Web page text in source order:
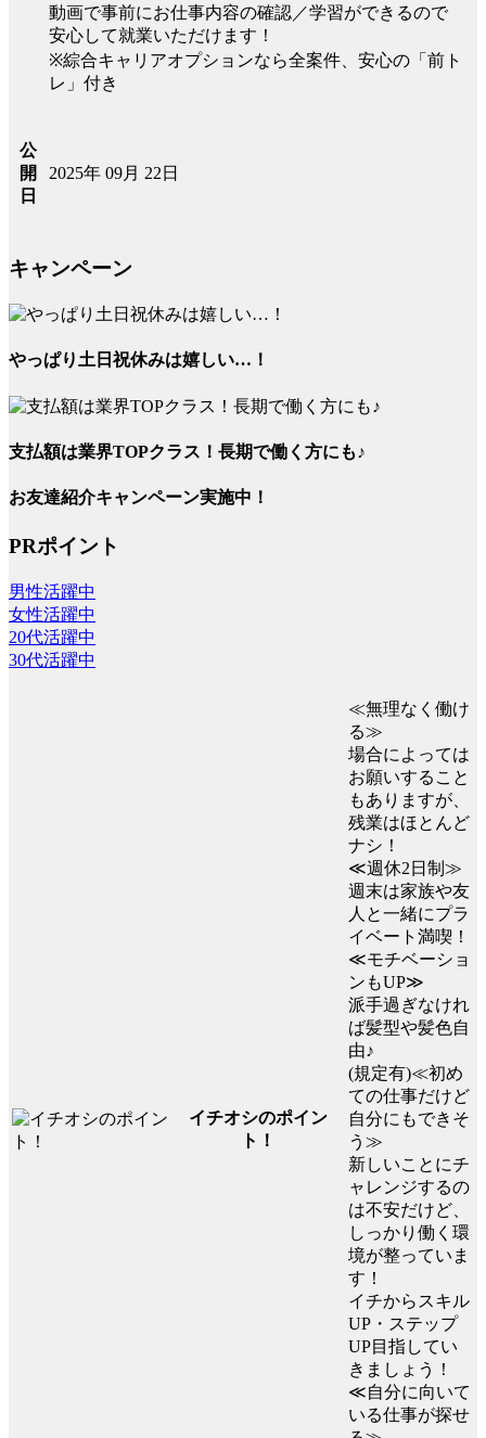
動画で事前にお仕事内容の確認／学習ができるので
安心して就業いただけます！
※綜合キャリアオプションなら全案件、安心の「前ト
レ」付き
公
開
日
2025年 09月 22日
キャンペーン
やっぱり土日祝休みは嬉しい…！
支払額は業界TOPクラス！長期で働く方にも♪
お友達紹介キャンペーン実施中！
PRポイント
男性活躍中
女性活躍中
20代活躍中
30代活躍中
イチオシのポイン
ト！
≪無理なく働け
る≫
場合によっては
お願いすること
もありますが、
残業はほとんど
ナシ！
≪週休2日制≫
週末は家族や友
人と一緒にプラ
イベート満喫！
≪モチベーショ
ンもUP≫
派手過ぎなけれ
ば髪型や髪色自
由♪
(規定有)≪初め
ての仕事だけど
自分にもできそ
う≫
新しいことにチ
ャレンジするの
は不安だけど、
しっかり働く環
境が整っていま
す！
イチからスキル
UP・ステップ
UP目指してい
きましょう！
≪自分に向いて
いる仕事が探せ